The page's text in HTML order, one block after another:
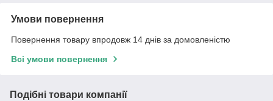
Умови повернення
Повернення товару впродовж 14 днів за домовленістю
Всі умови повернення
Подібні товари компанії